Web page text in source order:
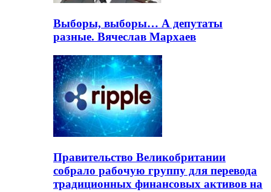
Выборы, выборы… А депутаты
разные. Вячеслав Мархаев
Правительство Великобритании
собрало рабочую группу для перевода
традиционных финансовых активов на